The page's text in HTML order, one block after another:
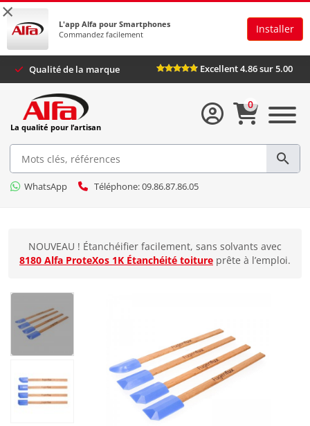
×
L'app Alfa pour Smartphones
Commandez facilement
Installer
Qualité de la marque Excellent 4.86 sur 5.00
La qualité pour l’artisan
WhatsApp Téléphone: 09.86.87.86.05
0
NOUVEAU ! Étanchéifier facilement, sans solvants avec
8180 Alfa ProteXos 1K Étanchéité toiture prête à l’emploi.